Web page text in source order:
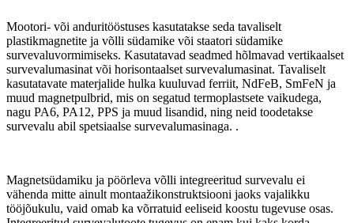
Mootori- või anduritööstuses kasutatakse seda tavaliselt
plastikmagnetite ja võlli südamike või staatori südamike
survevaluvormimiseks. Kasutatavad seadmed hõlmavad vertikaalset
survevalumasinat või horisontaalset survevalumasinat. Tavaliselt
kasutatavate materjalide hulka kuuluvad ferriit, NdFeB, SmFeN ja
muud magnetpulbrid, mis on segatud termoplastsete vaikudega,
nagu PA6, PA12, PPS ja muud lisandid, ning neid toodetakse
survevalu abil spetsiaalse survevalumasinaga. .
Magnetsüdamiku ja pöörleva võlli integreeritud survevalu ei
vähenda mitte ainult montaažikonstruktsiooni jaoks vajalikku
tööjõukulu, vaid omab ka võrratuid eeliseid koostu tugevuse osas.